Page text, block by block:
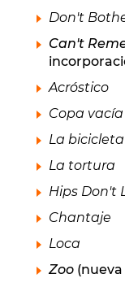
Don't
Can't
Acróstico
Copa vacía
La bicicleta
La tortura
Hips Don't
Chantaje
Loca
Zoo